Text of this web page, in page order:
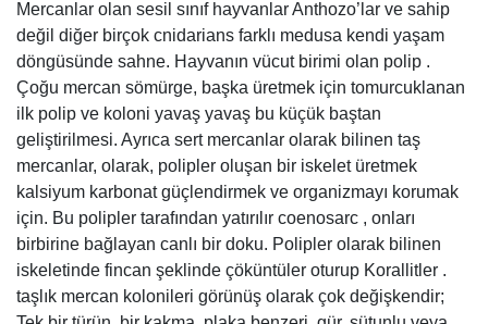
Mercanlar olan sesil sınıf hayvanlar Anthozo’lar ve sahip
değil diğer birçok cnidarians farklı medusa kendi yaşam
döngüsünde sahne. Hayvanın vücut birimi olan polip .
Çoğu mercan sömürge, başka üretmek için tomurcuklanan
ilk polip ve koloni yavaş yavaş bu küçük baştan
geliştirilmesi. Ayrıca sert mercanlar olarak bilinen taş
mercanlar, olarak, polipler oluşan bir iskelet üretmek
kalsiyum karbonat güçlendirmek ve organizmayı korumak
için. Bu polipler tarafından yatırılır coenosarc , onları
birbirine bağlayan canlı bir doku. Polipler olarak bilinen
iskeletinde fincan şeklinde çöküntüler oturup Korallitler .
taşlık mercan kolonileri görünüş olarak çok değişkendir;